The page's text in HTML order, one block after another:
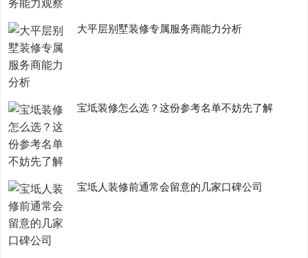
大平层别墅装修专属服务商能力分析
宝坻装修怎么选？这份参考名单不妨先了解
宝坻人装修前通常会留意的几家口碑公司